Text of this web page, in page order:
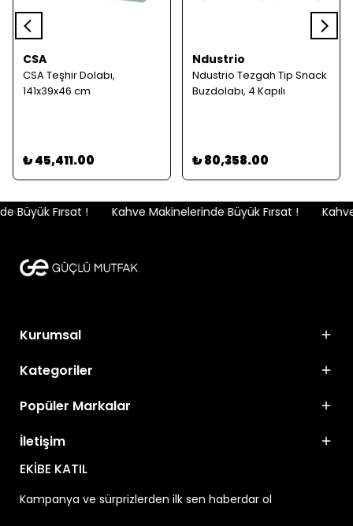
CSA
CSA Teşhir Dolabı,
141x39x46 cm
₺ 45,411.00
Ndustrio
Ndustrio Tezgah Tip Snack
Buzdolabı, 4 Kapılı
₺ 80,358.00
Büyük Fırsat ! Kahve Makinelerinde Büyük Fırsat !
Kurumsal
Kategoriler
Popüler Markalar
İletişim
EKİBE KATIL
Kampanya ve sürprizlerden ilk sen haberdar ol